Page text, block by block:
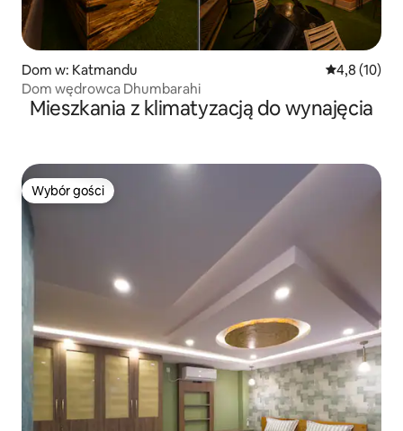
Dom w: Katmandu Średnia
4,8 (10)
Dom wędrowca Dhumbarahi
Mieszkania z klimatyzacją do wynajęcia
Wybór gości
Wybór gości